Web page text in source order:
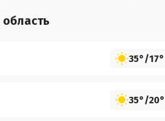
область
35°/17°
35°/20°